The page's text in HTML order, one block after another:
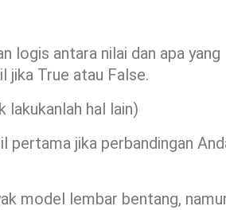
logis antara nilai dan apa yang
jika True atau False.
lakukanlah hal lain)
pertama jika perbandingan
model lembar bentang,